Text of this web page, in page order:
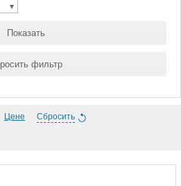
Показать
фильтр
Цене Сбросить